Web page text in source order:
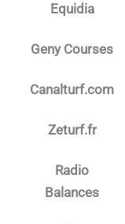
Equidia
Geny Courses
Canalturf.com
Zeturf.fr
Radio
Balances